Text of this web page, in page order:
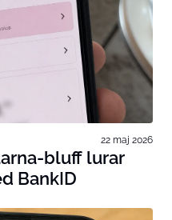
22 maj 2026
bluff lurar
BankID